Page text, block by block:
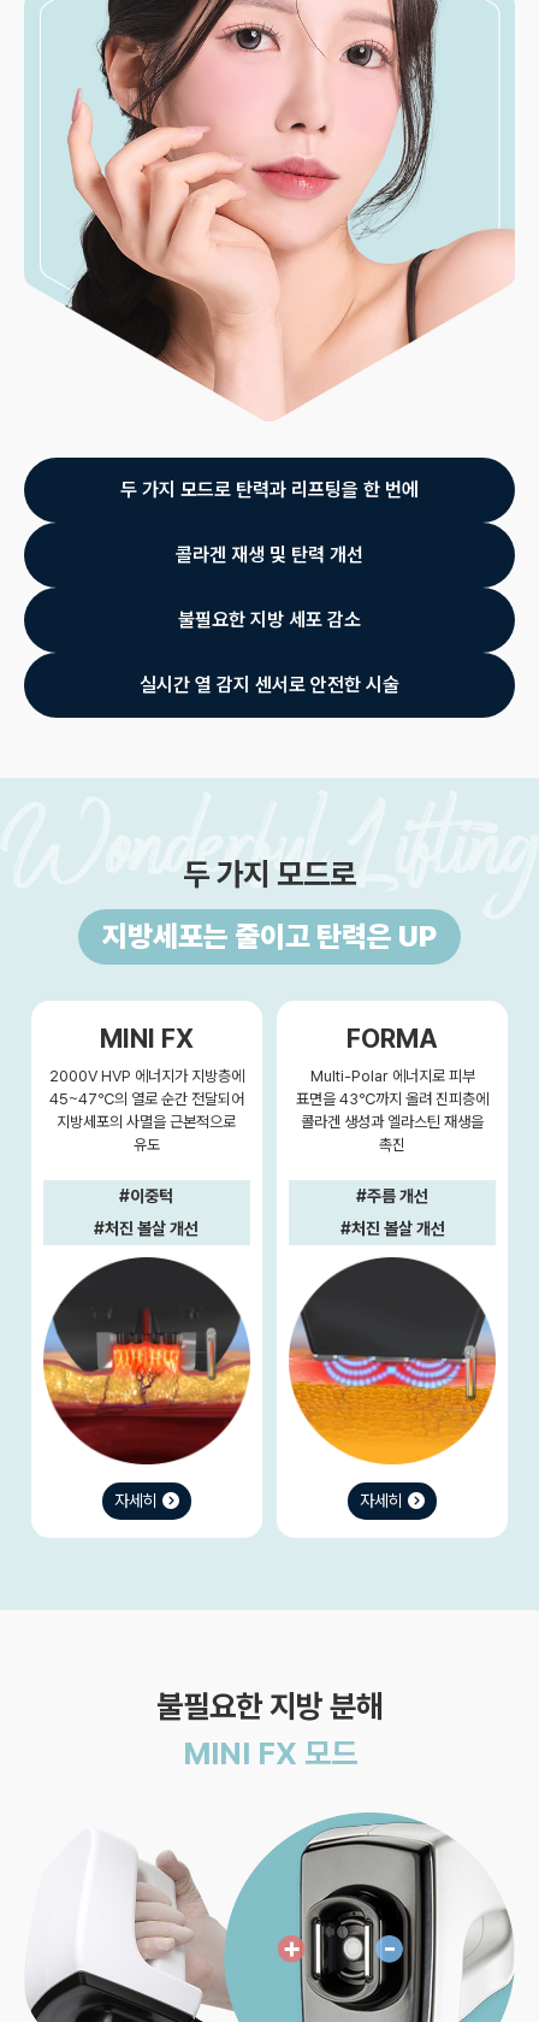
두 가지 모드로 탄력과 리프팅을 한 번에
콜라겐 재생 및 탄력 개선
불필요한 지방 세포 감소
실시간 열 감지 센서로 안전한 시술
두 가지 모드로
지방세포는 줄이고 탄력은 UP
MINI FX
2000V HVP 에너지가 지방층에
45~47℃의 열로 순간 전달되어
지방세포의 사멸을 근본적으로
유도
#이중턱
#처진 볼살 개선
자세히
FORMA
Multi-Polar 에너지로 피부
표면을 43℃까지 올려 진피층에
콜라겐 생성과 엘라스틴 재생을
촉진
#주름 개선
#처진 볼살 개선
자세히
불필요한 지방 분해
MINI FX 모드